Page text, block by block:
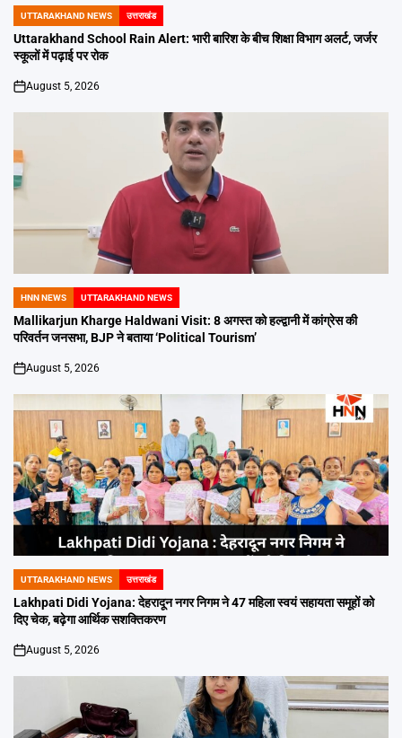
POSTED
IN
UTTARAKHAND NEWS उत्तराखंड
Uttarakhand School Rain Alert: भारी बारिश के बीच शिक्षा विभाग अलर्ट, जर्जर
स्कूलों में पढ़ाई पर रोक
on
August 5, 2026
POSTED
IN
HNN NEWS UTTARAKHAND NEWS
Mallikarjun Kharge Haldwani Visit: 8 अगस्त को हल्द्वानी में कांग्रेस की
परिवर्तन जनसभा, BJP ने बताया ‘Political Tourism’
on
August 5, 2026
POSTED
IN
UTTARAKHAND NEWS उत्तराखंड
Lakhpati Didi Yojana: देहरादून नगर निगम ने 47 महिला स्वयं सहायता समूहों को
दिए चेक, बढ़ेगा आर्थिक सशक्तिकरण
on
August 5, 2026